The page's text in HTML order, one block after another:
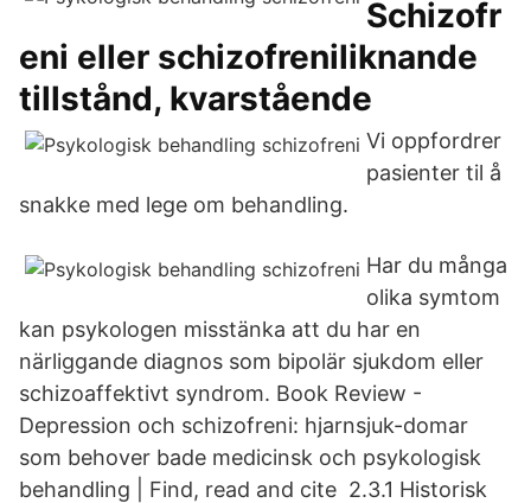
Schizofr
eni eller schizofreniliknande
tillstånd, kvarstående
Vi oppfordrer
pasienter til å
snakke med lege om behandling.
Har du många
olika symtom
kan psykologen misstänka att du har en
närliggande diagnos som bipolär sjukdom eller
schizoaffektivt syndrom. Book Review -
Depression och schizofreni: hjarnsjuk-domar
som behover bade medicinsk och psykologisk
behandling | Find, read and cite 2.3.1 Historisk